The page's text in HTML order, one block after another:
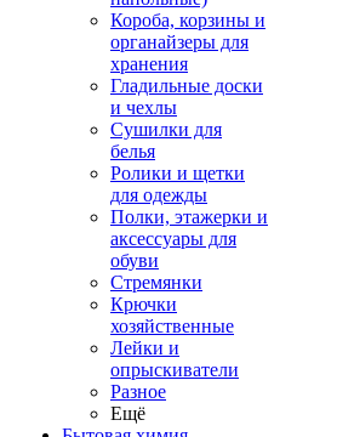
Короба, корзины и
органайзеры для
хранения
Гладильные доски
и чехлы
Сушилки для
белья
Ролики и щетки
для одежды
Полки, этажерки и
аксессуары для
обуви
Стремянки
Крючки
хозяйственные
Лейки и
опрыскиватели
Разное
Ещё